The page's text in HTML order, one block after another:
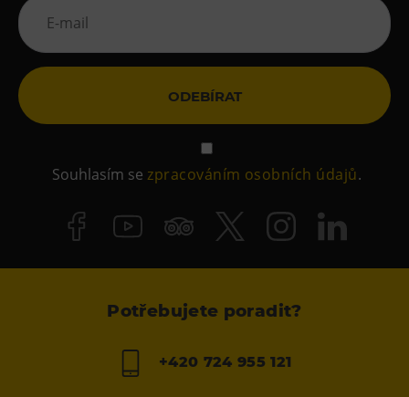
ODEBÍRAT
Souhlasím sezpracováním osobních údajů.
Potřebujete poradit?
+420 724 955 121